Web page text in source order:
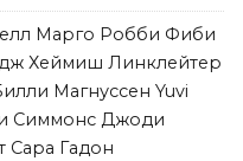
Марго Робби Фиби
Хеймиш Линклейтер
Магнуссен Yuvi
Симмонс Джоди
Сара Гадон